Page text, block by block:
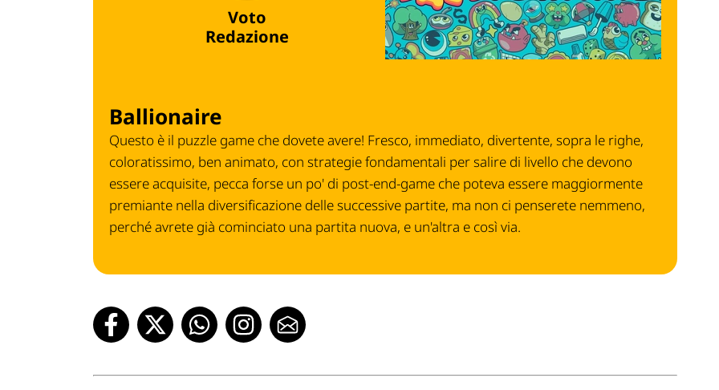
Voto
Redazione
Ballionaire
Questo è il puzzle game che dovete avere! Fresco, immediato, divertente, sopra le righe,
coloratissimo, ben animato, con strategie fondamentali per salire di livello che devono
essere acquisite, pecca forse un po' di post-end-game che poteva essere maggiormente
premiante nella diversificazione delle successive partite, ma non ci penserete nemmeno,
perché avrete già cominciato una partita nuova, e un'altra e così via.